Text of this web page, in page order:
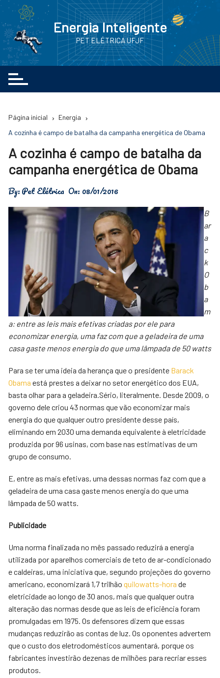
Ir
conteúdo
Energia Inteligente
PET ELÉTRICA UFJF
Página inicial
Energia
A cozinha é campo de batalha da campanha energética de Obama
A cozinha é campo de batalha da
campanha energética de Obama
By:Pet Elétrica On: 08/01/2016
B
ar
a
c
k
O
b
a
m
a: entre as leis mais efetivas criadas por ele para
economizar energia, uma faz com que a geladeira de uma
casa gaste menos energia do que uma lâmpada de 50 watts
Para se ter uma ideia da herança que o presidente Barack
Obama está prestes a deixar no setor energético dos EUA,
basta olhar para a geladeira.Sério, literalmente. Desde 2009, o
governo dele criou 43 normas que vão economizar mais
energia do que qualquer outro presidente desse país,
eliminando em 2030 uma demanda equivalente à eletricidade
produzida por 96 usinas, com base nas estimativas de um
grupo de consumo.
E, entre as mais efetivas, uma dessas normas faz com que a
geladeira de uma casa gaste menos energia do que uma
lâmpada de 50 watts.
Publicidade
Uma norma finalizada no mês passado reduzirá a energia
utilizada por aparelhos comerciais de teto de ar-condicionado
e caldeiras, uma iniciativa que, segundo projeções do governo
americano, economizará 1,7 trilhãoquilowatts-hora de
eletricidade ao longo de 30 anos, mais que qualquer outra
alteração das normas desde que as leis de eficiência foram
promulgadas em 1975. Os defensores dizem que essas
mudanças reduzirão as contas de luz. Os oponentes advertem
que o custo dos eletrodomésticos aumentará, porque os
fabricantes investirão dezenas de milhões para recriar esses
produtos.